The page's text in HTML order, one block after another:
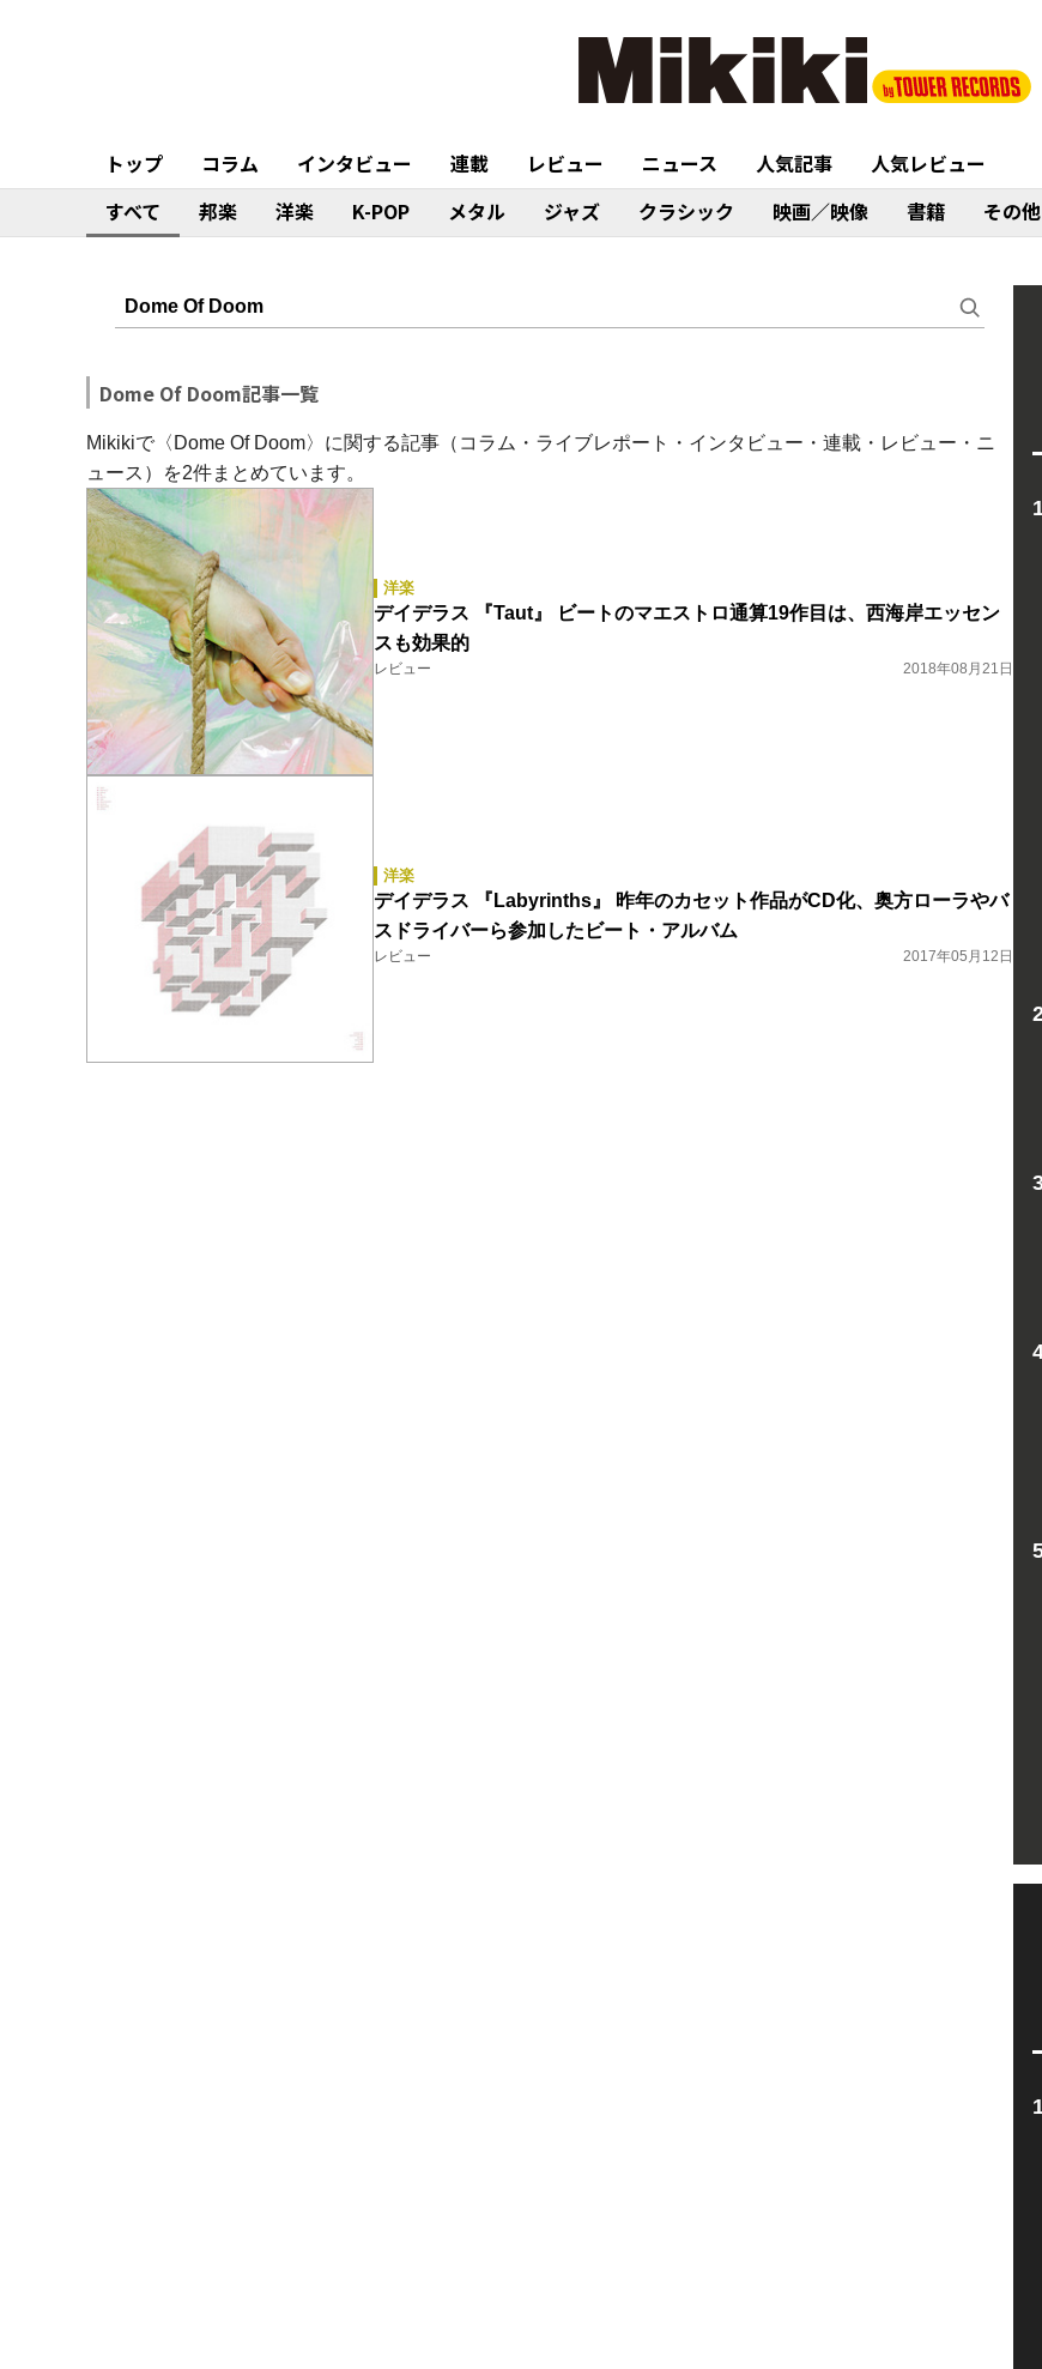
トップ コラム インタビュー 連載 レビュー ニュース 人気記事
人気レビュー
すべて
邦楽 洋楽 K-POP メタル ジャズ クラシック 映画／映像 書籍 その他
Dome Of Doom記事一覧
Mikikiで〈Dome Of Doom〉に関する記事（コラム・ライブレポート・インタビュー・連載・レビュー・ニ
ュース）を2件まとめています。
洋楽
デイデラス 『Taut』 ビートのマエストロ通算19作目は、西海岸エッセン
スも効果的
レビュー 2018年08月21日
洋楽
デイデラス 『Labyrinths』 昨年のカセット作品がCD化、奥方ローラやバ
スドライバーら参加したビート・アルバム
レビュー 2017年05月12日